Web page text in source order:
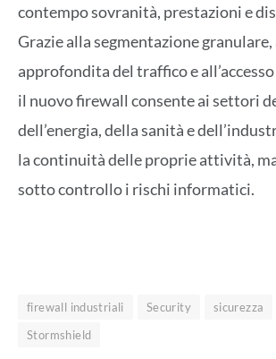
contempo sovranità, prestazioni e
Grazie alla segmentazione granulare,
approfondita del traffico e
il nuovo firewall consente ai settori
dell’energia, della sanità e
la continuità delle proprie attività,
sotto controllo i rischi informatici.
firewall industriali Security sicurezza
Stormshield